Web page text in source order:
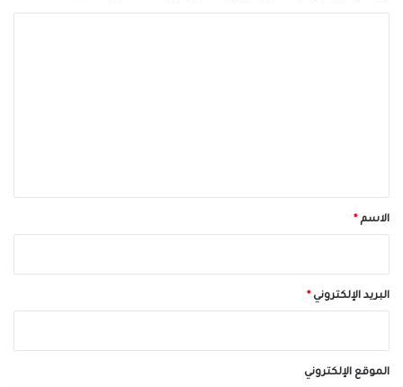
*الاسم*
البريد الإلكتروني*
الموقع الإلكتروني